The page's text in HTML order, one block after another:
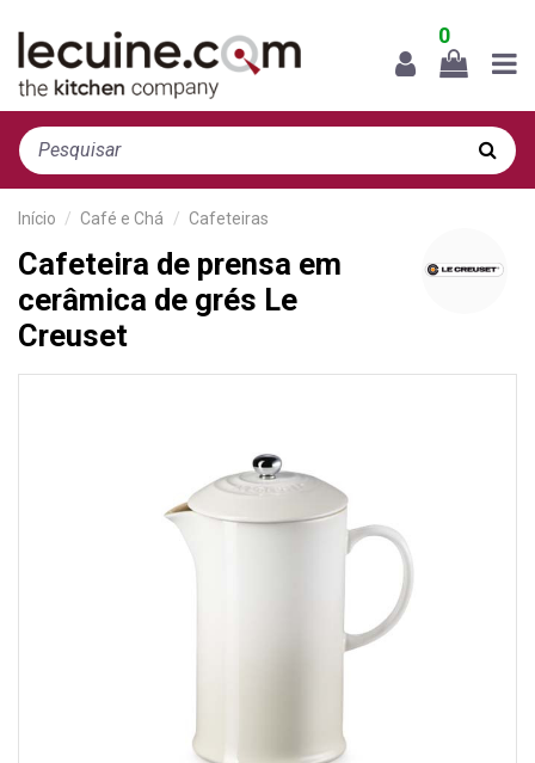
0
Início Café e Chá Cafeteiras
Cafeteira de prensa em
cerâmica de grés Le
Creuset